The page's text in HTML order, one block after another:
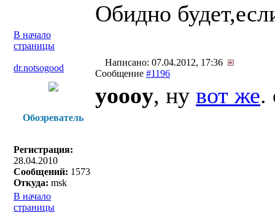
Обидно
В начало
страницы
dr.notsogood
Написано: 07.04.2012, 17:36
Сообщение #1196
Обозреватель
Регистрация:
28.04.2010
Сообщений: 1573
Откуда: msk
yoooy, ну вот же.
В начало
страницы